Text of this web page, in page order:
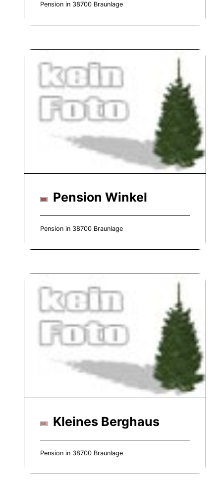
Pension in 38700 Braunlage
Pension Winkel
Pension in 38700 Braunlage
Kleines Berghaus
Pension in 38700 Braunlage